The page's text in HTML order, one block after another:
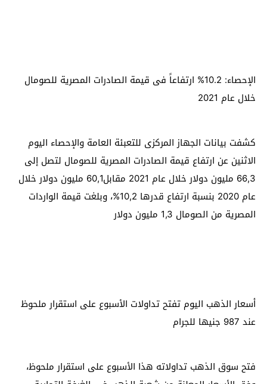
الإحصاء: 10.2% ارتفاعاً فى قيمة الصادرات المصرية للصومال
خلال عام 2021
كشفت بيانات الجهاز المركزى للتعبئة العامة والإحصاء اليوم
الاثنين عن ارتفاع قيمة الصادرات المصرية للصومال لتصل إلى
66,3 مليون دولار خلال عام 2021 مقابل60,1 مليون دولار خلال
عام 2020 بنسبة ارتفاع قدرها 10,2%، وبلغت قيمة الواردات
المصرية من الصومال 1,3 مليون دولار
أسعار الذهب اليوم تفتح تداولات الأسبوع على استقرار ملحوظ
عند 987 جنيها للجرام
فتح سوق الذهب تداولاته هذا الأسبوع على استقرار ملحوظ،